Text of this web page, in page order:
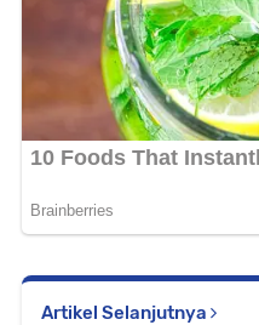
Artikel Selanjutnya